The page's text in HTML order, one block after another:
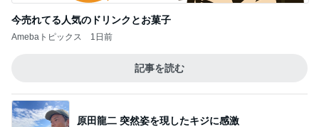
今売れてる人気のドリンクとお菓子
Amebaトピックス 1日前
記事を読む
原田龍二 突然姿を現したキジに感激